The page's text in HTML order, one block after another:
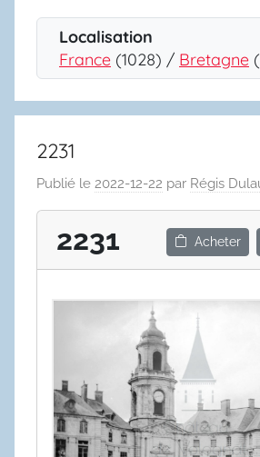
Localisation
France (1028) / Bretagne
2231
Publié le 2022-12-22 par Régis
2231 Acheter